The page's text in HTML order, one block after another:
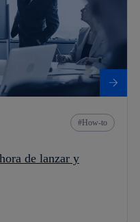
How-to
de lanzar y